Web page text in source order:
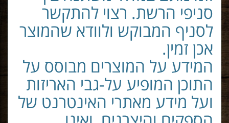
סניפי הרשת. רצוי להתקשר
לסניף המבוקש ולוודא שהמוצר
אכן זמין.
המידע על המוצרים מבוסס על
התוכן המופיע על-גבי האריזות
ועל מידע מאתרי האינטרנט של